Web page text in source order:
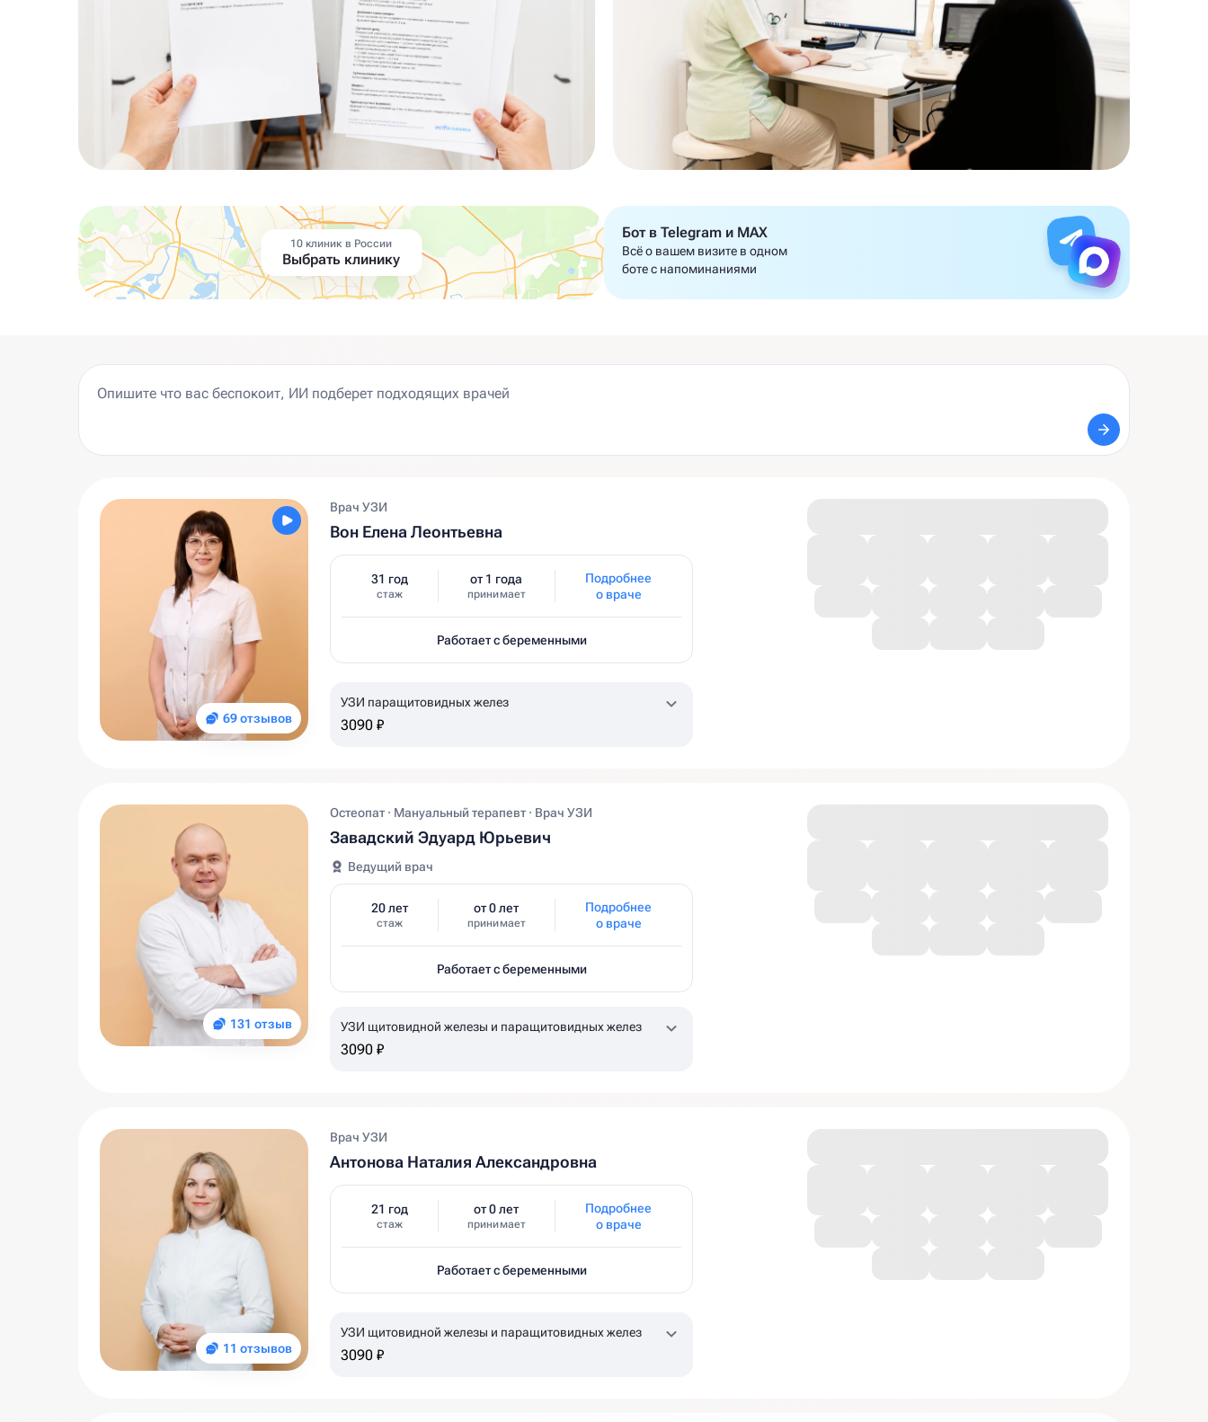
10 клиник в России
Выбрать клинику
Бот в Telegram и MAX
Всё о вашем визите в одном
боте с напоминаниями
69 отзывов
Врач УЗИ
Вон Елена Леонтьевна
31 год
стаж
от 1 года
принимает
Подробнее
о враче
Работает с беременными
УЗИ паращитовидных желез
3090 ₽
131 отзыв
Остеопат · Мануальный терапевт · Врач УЗИ
Завадский Эдуард Юрьевич
Ведущий врач
20 лет
стаж
от 0 лет
принимает
Подробнее
о враче
Работает с беременными
УЗИ щитовидной железы и паращитовидных желез
3090 ₽
11 отзывов
Врач УЗИ
Антонова Наталия Александровна
21 год
стаж
от 0 лет
принимает
Подробнее
о враче
Работает с беременными
УЗИ щитовидной железы и паращитовидных желез
3090 ₽